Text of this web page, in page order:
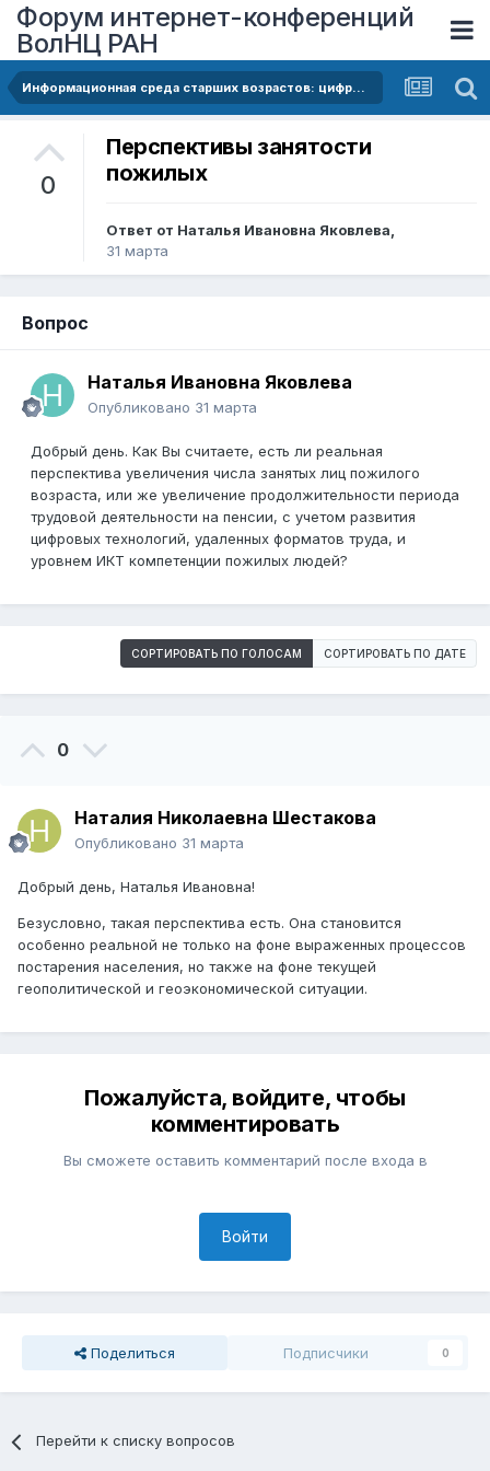
Форум интернет-конференций
ВолНЦ РАН
Информационная среда старших возрастов: цифровой разрыв и новые возможности
0
Перспективы занятости
пожилых
Ответ от Наталья Ивановна Яковлева,
31 марта
Вопрос
Наталья Ивановна Яковлева
Опубликовано 31 марта
Добрый день. Как Вы считаете, есть ли реальная
перспектива увеличения числа занятых лиц пожилого
возраста, или же увеличение продолжительности периода
трудовой деятельности на пенсии, с учетом развития
цифровых технологий, удаленных форматов труда, и
уровнем ИКТ компетенции пожилых людей?
СОРТИРОВАТЬ ПО ГОЛОСАМ СОРТИРОВАТЬ ПО ДАТЕ
0
Наталия Николаевна Шестакова
Опубликовано 31 марта
Добрый день, Наталья Ивановна!
Безусловно, такая перспектива есть. Она становится
особенно реальной не только на фоне выраженных процессов
постарения населения, но также на фоне текущей
геополитической и геоэкономической ситуации.
Пожалуйста, войдите, чтобы
комментировать
Вы сможете оставить комментарий после входа в
Войти
Поделиться Подписчики 0
Перейти к списку вопросов